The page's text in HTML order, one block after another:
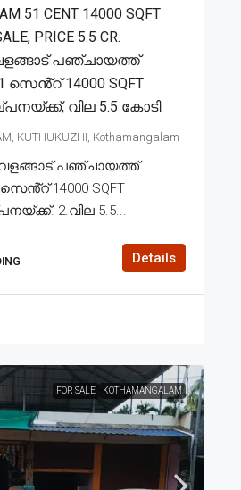
51 CENT 14000 SQFT
PRICE 5.5 CR.
പഞ്ചായത്ത്
14000 SQFT
വില 5.5 കോടി.
KUTHUKUZHI, Kothamangalam
പഞ്ചായത്ത്
14000 SQFT
2.വില 5.5...
Details
FOR SALE KOTHAMANGALAM